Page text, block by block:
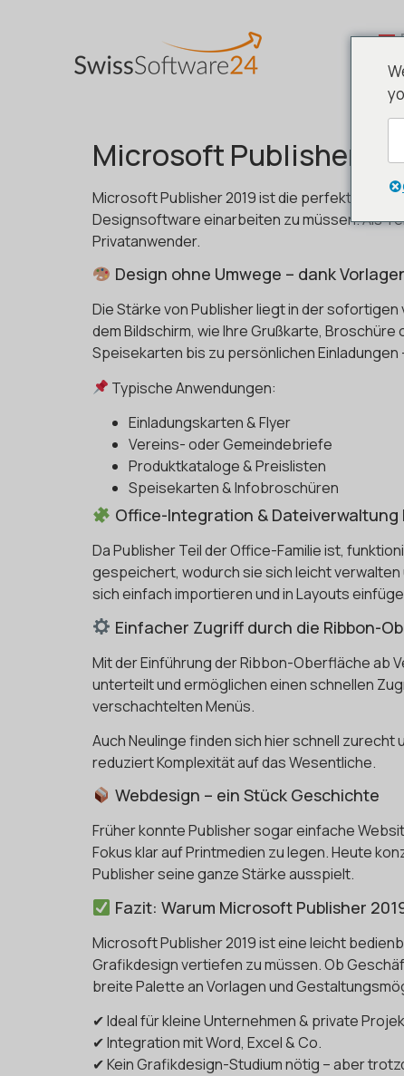
Microsoft Publisher
Microsoft Publisher 2019 ist die perfekte
Designsoftware einarbeiten zu müssen. Als
Privatanwender.
Design ohne Umwege – dank
Die Stärke von Publisher liegt in der sofortigen
dem Bildschirm, wie Ihre Grußkarte,
Speisekarten bis zu persönlichen
Typische Anwendungen:
Einladungskarten & Flyer
Vereins- oder Gemeindebriefe
Produktkataloge & Preislisten
Speisekarten & Infobroschüren
Office-Integration &
Da Publisher Teil der Office-Familie ist,
gespeichert, wodurch sie sich leicht
sich einfach importieren und in Layouts
Einfacher Zugriff durch die Ribbon-
Mit der Einführung der Ribbon-Oberfläche ab
unterteilt und ermöglichen einen schnellen
verschachtelten Menüs.
Auch Neulinge finden sich hier schnell
reduziert Komplexität auf das Wesentliche.
Webdesign – ein Stück Geschichte
Früher konnte Publisher sogar einfache
Fokus klar auf Printmedien zu legen. Heute
Publisher seine ganze Stärke ausspielt.
Fazit: Warum Microsoft Publisher
Microsoft Publisher 2019 ist eine leicht
Grafikdesign vertiefen zu müssen. Ob
breite Palette an Vorlagen und
✔ Ideal für kleine Unternehmen & private
✔ Integration mit Word, Excel & Co.
✔ Kein Grafikdesign-Studium nötig – aber